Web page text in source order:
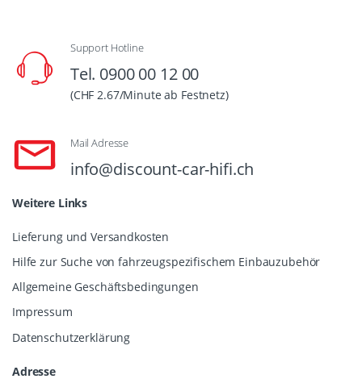
Support Hotline
Tel. 0900 00 12 00
(CHF 2.67/Minute ab Festnetz)
Mail Adresse
info@discount-car-hifi.ch
Weitere Links
Lieferung und Versandkosten
Hilfe zur Suche von fahrzeugspezifischem Einbauzubehör
Allgemeine Geschäftsbedingungen
Impressum
Datenschutzerklärung
Adresse